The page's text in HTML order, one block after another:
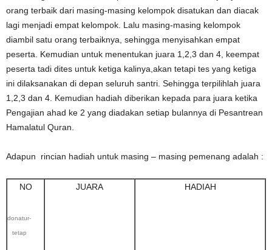
orang terbaik dari masing-masing kelompok disatukan dan diacak
lagi menjadi empat kelompok. Lalu masing-masing kelompok
diambil satu orang terbaiknya, sehingga menyisahkan empat
peserta. Kemudian untuk menentukan juara 1,2,3 dan 4, keempat
peserta tadi dites untuk ketiga kalinya,akan tetapi tes yang ketiga
ini dilaksanakan di depan seluruh santri. Sehingga terpilihlah juara
1,2,3 dan 4. Kemudian hadiah diberikan kepada para juara ketika
Pengajian ahad ke 2 yang diadakan setiap bulannya di Pesantrean
Hamalatul Quran.
Adapun rincian hadiah untuk masing – masing pemenang adalah :
NO
donatur-
tetap
JUARA HADIAH